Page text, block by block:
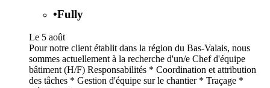
•Fully
Le 5 août
Pour notre client établit dans la région du Bas-Valais, nous
sommes actuellement à la recherche d'un/e Chef d'équipe
bâtiment (H/F) Responsabilités * Coordination et attribution
des tâches * Gestion d'équipe sur le chantier * Traçage *